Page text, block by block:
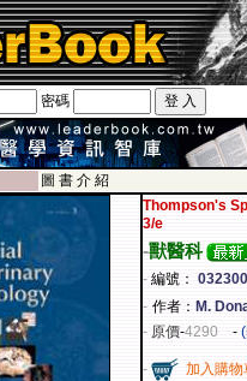
密碼
圖 書 介 紹
Thompson's
3/e
-獸醫科
- 編號：
- 作者： M.
- 原價-4290 -
-
加入購物